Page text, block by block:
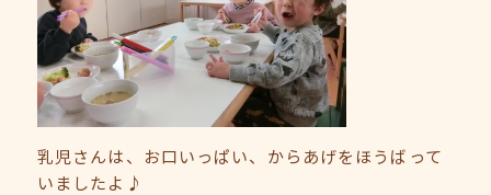
乳児さんは、お口いっぱい、からあげをほうばって
いましたよ♪